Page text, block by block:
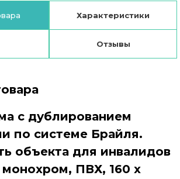
Характеристики
Отзывы
с дублированием
по системе Брайля.
объекта для инвалидов
ПВХ, 160 x